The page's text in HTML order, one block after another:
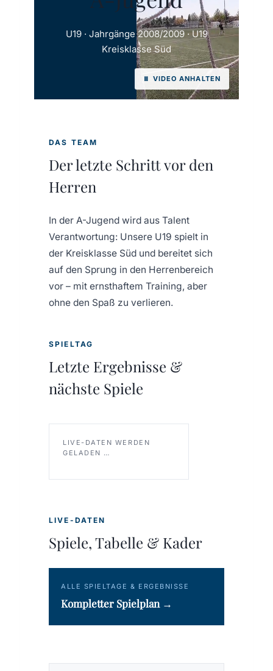
⏸ VIDEO ANHALTEN
U19 · Jahrgänge 2008/2009 · U19
Kreisklasse Süd
DAS TEAM
Der letzte Schritt vor den
Herren
In der A-Jugend wird aus Talent
Verantwortung: Unsere U19 spielt in
der Kreisklasse Süd und bereitet sich
auf den Sprung in den Herrenbereich
vor – mit ernsthaftem Training, aber
ohne den Spaß zu verlieren.
SPIELTAG
Letzte Ergebnisse &
nächste Spiele
LIVE-DATEN WERDEN
GELADEN …
LIVE-DATEN
Spiele, Tabelle & Kader
ALLE SPIELTAGE & ERGEBNISSE
Kompletter Spielplan →